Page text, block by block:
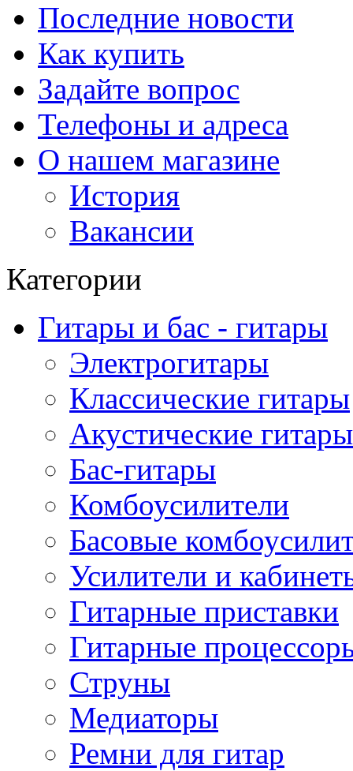
Последние новости
Как купить
Задайте вопрос
Телефоны и адреса
О нашем магазине
История
Вакансии
Категории
Гитары и бас - гитары
Электрогитары
Классические гитары
Акустические гитары
Бас-гитары
Комбоусилители
Басовые
Усилители и
Гитарные приставки
Гитарные
Струны
Медиаторы
Ремни для гитар